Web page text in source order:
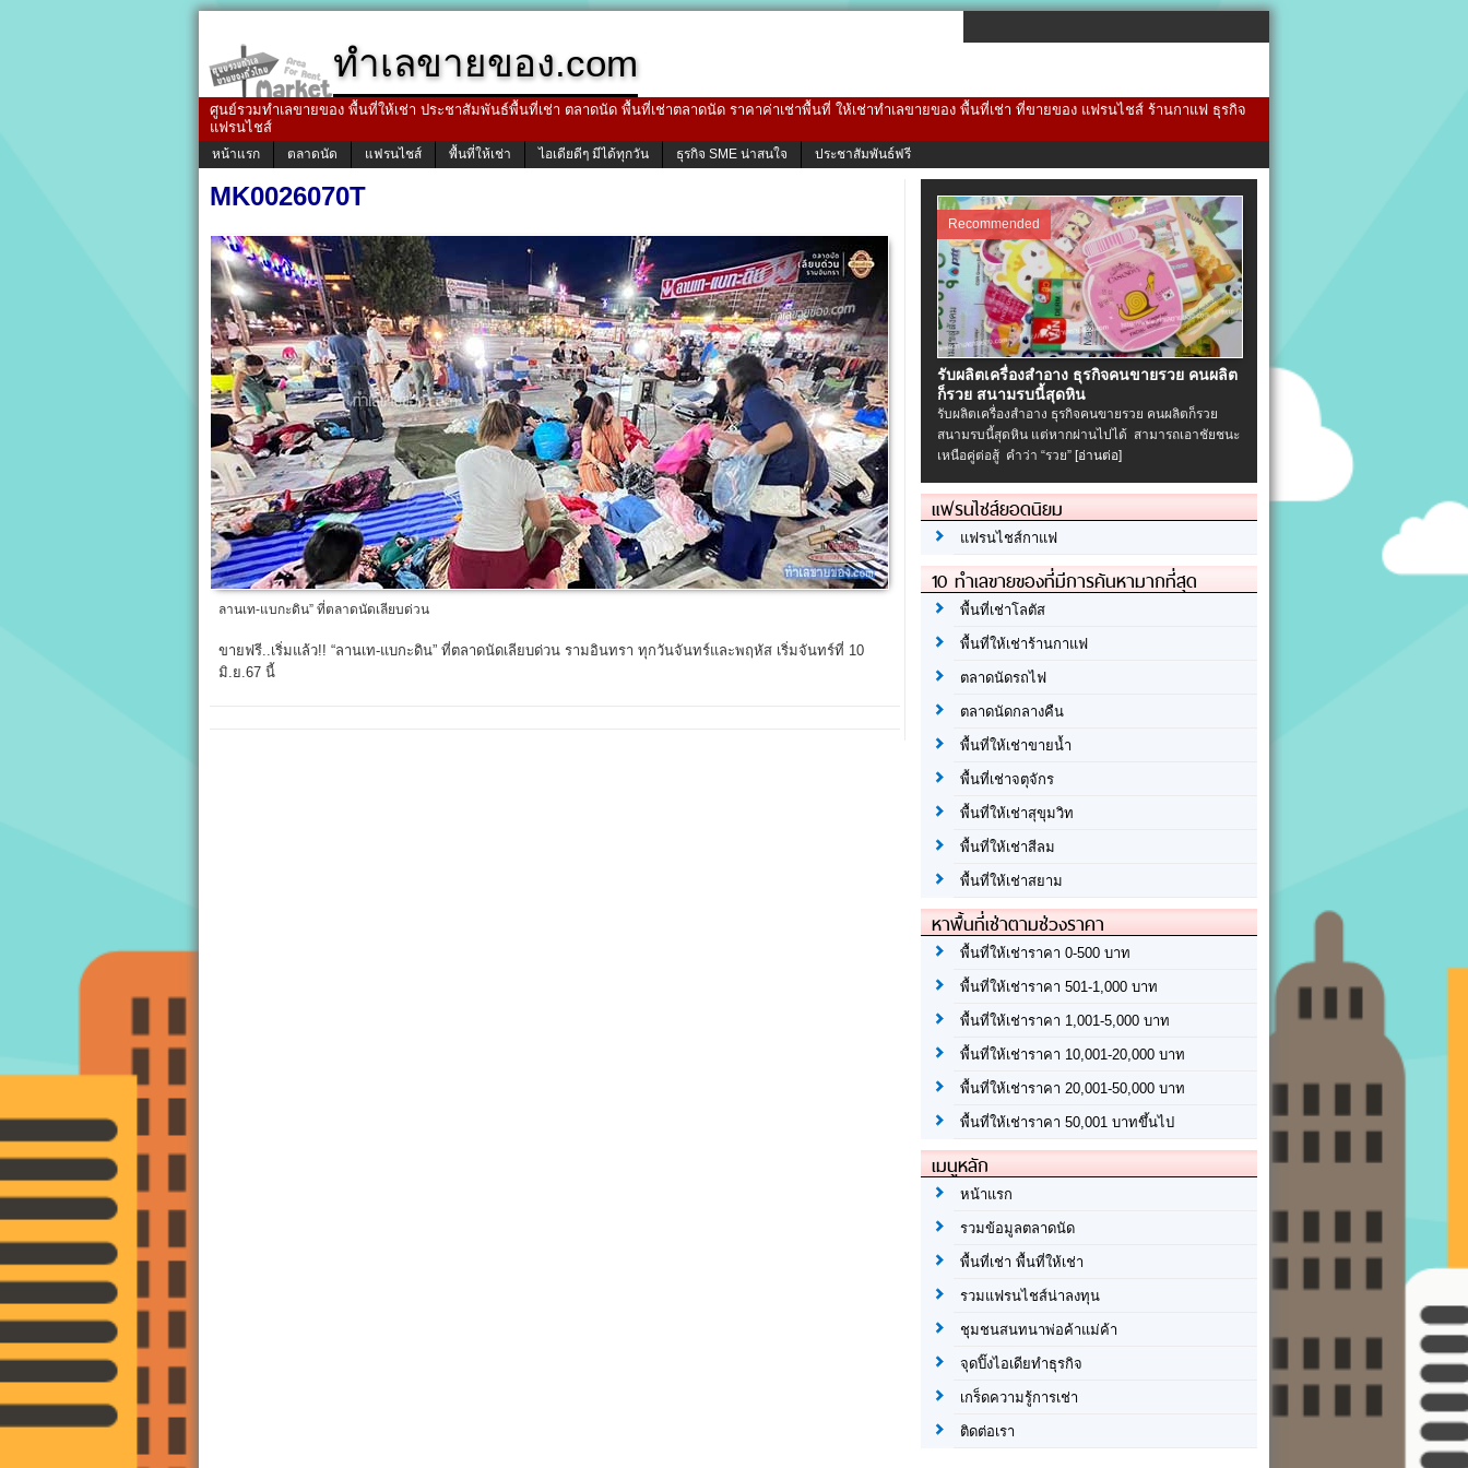
ทำเลขายของ.com
ศูนย์รวมทำเลขายของ พื้นที่ให้เช่า ประชาสัมพันธ์พื้นที่เช่า ตลาดนัด พื้นที่เช่าตลาดนัด ราคาค่าเช่าพื้นที่ ให้เช่าทำเลขายของ พื้นที่เช่า ที่ขายของ แฟรนไชส์ ร้านกาแฟ ธุรกิจ
แฟรนไชส์
หน้าแรก ตลาดนัด แฟรนไชส์ พื้นที่ให้เช่า ไอเดียดีๆ มีได้ทุกวัน ธุรกิจ SME น่าสนใจ ประชาสัมพันธ์ฟรี
MK0026070T
ลานเท-แบกะดิน” ที่ตลาดนัดเลียบด่วน
ขายฟรี..เริ่มแล้ว!! “ลานเท-แบกะดิน” ที่ตลาดนัดเลียบด่วน รามอินทรา ทุกวันจันทร์และพฤหัส เริ่มจันทร์ที่ 10
มิ.ย.67 นี้
Recommended
รับผลิตเครื่องสําอาง ธุรกิจคนขายรวย คนผลิต
ก็รวย สนามรบนี้สุดหิน
รับผลิตเครื่องสําอาง ธุรกิจคนขายรวย คนผลิตก็รวย
สนามรบนี้สุดหิน แต่หากผ่านไปได้ สามารถเอาชัยชนะ
เหนือคู่ต่อสู้ คำว่า “รวย” [อ่านต่อ]
แฟรนไชส์ยอดนิยม
แฟรนไชส์กาแฟ
10 ทำเลขายของที่มีการค้นหามากที่สุด
พื้นที่เช่าโลตัส
พื้นที่ให้เช่าร้านกาแฟ
ตลาดนัดรถไฟ
ตลาดนัดกลางคืน
พื้นที่ให้เช่าขายน้ำ
พื้นที่เช่าจตุจักร
พื้นที่ให้เช่าสุขุมวิท
พื้นที่ให้เช่าสีลม
พื้นที่ให้เช่าสยาม
หาพื้นที่เช่าตามช่วงราคา
พื้นที่ให้เช่าราคา 0-500 บาท
พื้นที่ให้เช่าราคา 501-1,000 บาท
พื้นที่ให้เช่าราคา 1,001-5,000 บาท
พื้นที่ให้เช่าราคา 10,001-20,000 บาท
พื้นที่ให้เช่าราคา 20,001-50,000 บาท
พื้นที่ให้เช่าราคา 50,001 บาทขึ้นไป
เมนูหลัก
หน้าแรก
รวมข้อมูลตลาดนัด
พื้นที่เช่า พื้นที่ให้เช่า
รวมแฟรนไชส์น่าลงทุน
ชุมชนสนทนาพ่อค้าแม่ค้า
จุดปิ๊งไอเดียทำธุรกิจ
เกร็ดความรู้การเช่า
ติดต่อเรา